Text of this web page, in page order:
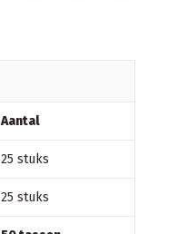
Aantal
25 stuks
25 stuks